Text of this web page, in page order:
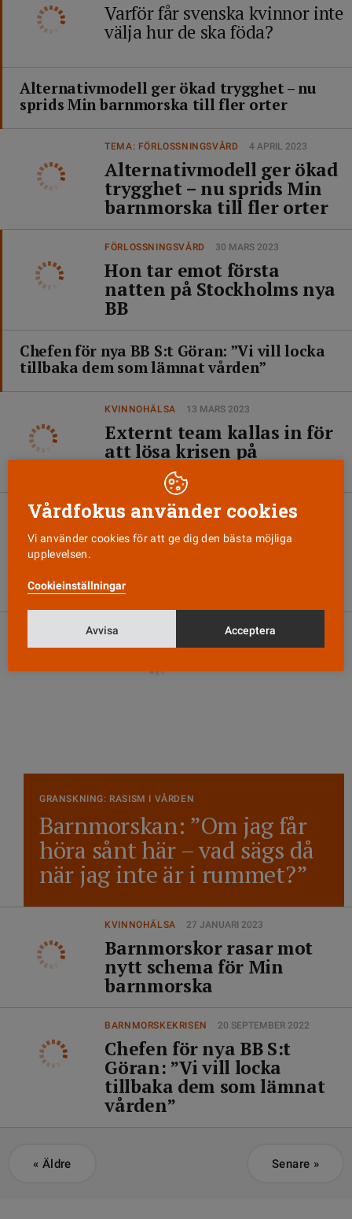
Varför får svenska kvinnor inte
välja hur de ska föda?
Alternativmodell ger ökad trygghet – nu
sprids Min barnmorska till fler orter
TEMA: FÖRLOSSNINGSVÅRD 4 APRIL 2023
Alternativmodell ger ökad
trygghet – nu sprids Min
barnmorska till fler orter
FÖRLOSSNINGSVÅRD 30 MARS 2023
Hon tar emot första
natten på Stockholms nya
BB
Chefen för nya BB S:t Göran: ”Vi vill locka
tillbaka dem som lämnat vården”
KVINNOHÄLSA 13 MARS 2023
Externt team kallas in för
att lösa krisen på
Karolinskas förlossning
KVINNOHÄLSA 15 FEBRUARI 2023
12 av 16 lämnar Min
barnmorska på
på oss själva”
GRANSKNING: RASISM I VÅRDEN
Barnmorskan: ”Om jag får
höra sånt här – vad sägs då
när jag inte är i rummet?”
KVINNOHÄLSA 27 JANUARI 2023
Barnmorskor rasar mot
nytt schema för Min
barnmorska
BARNMORSKEKRISEN 20 SEPTEMBER 2022
Chefen för nya BB S:t
Göran: ”Vi vill locka
tillbaka dem som lämnat
vården”
« Äldre Senare »
Vårdfokus använder cookies
Vi använder cookies för att ge dig den bästa möjliga
upplevelsen.
Cookieinställningar
Avvisa Acceptera